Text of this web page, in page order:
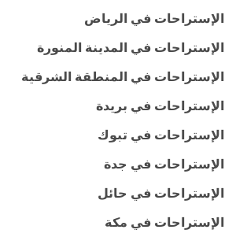
الإستراحات في الرياض
الإستراحات في المدينة المنورة
الإستراحات في المنطقة الشرقية
الإستراحات في بريدة
الإستراحات في تبوك
الإستراحات في جدة
الإستراحات في حائل
الإستراحات في مكة